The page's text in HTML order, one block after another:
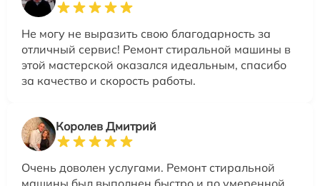
Не могу не выразить свою благодарность за
отличный сервис! Ремонт стиральной машины в
этой мастерской оказался идеальным, спасибо
за качество и скорость работы.
Королев Дмитрий
Очень доволен услугами. Ремонт стиральной
машины был выполнен быстро и по умеренной